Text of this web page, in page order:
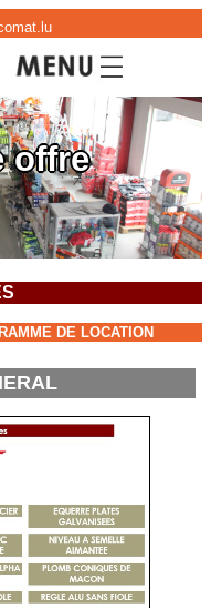
offre
DE LOCATION